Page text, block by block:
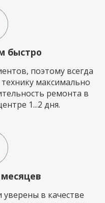
быстро
поэтому всегда
максимально
ремонта в
1...2 дня.
в качестве